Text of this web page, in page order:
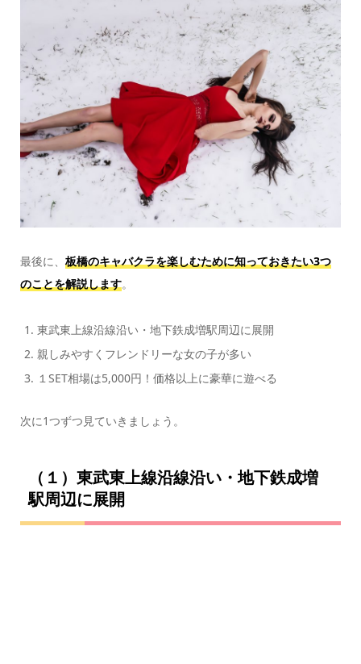
最後に、 板橋のキャバクラを楽しむために知っておきたい3つ
のことを解説します。
東武東上線沿線沿い・地下鉄成増駅周辺に展開
親しみやすくフレンドリーな女の子が多い
１SET相場は5,000円！価格以上に豪華に遊べる
次に1つずつ見ていきましょう。
（１）東武東上線沿線沿い・地下鉄成増
駅周辺に展開